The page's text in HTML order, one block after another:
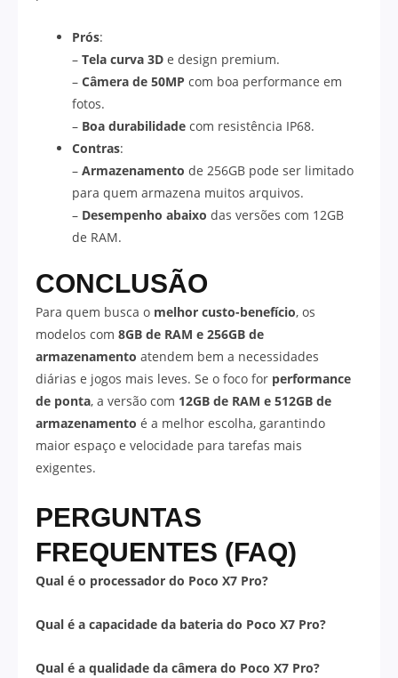
Prós:
–Tela curva 3D e design premium.
–Câmera de 50MP com boa performance em
fotos.
– Boa durabilidade com resistência IP68.
Contras:
–Armazenamento de 256GB pode ser limitado
para quem armazena muitos arquivos.
– Desempenho abaixo das versões com 12GB
de RAM.
CONCLUSÃO
Para quem busca o melhor custo-benefício, os
modelos com 8GB de RAM e 256GB de
armazenamento atendem bem a necessidades
diárias e jogos mais leves. Se o foco for performance
de ponta, a versão com 12GB de RAM e 512GB de
armazenamento é a melhor escolha, garantindo
maior espaço e velocidade para tarefas mais
exigentes.
PERGUNTAS
FREQUENTES (FAQ)
Qual é o processador do Poco X7 Pro?
Qual é a capacidade da bateria do Poco X7 Pro?
Qual é a qualidade da câmera do Poco X7 Pro?